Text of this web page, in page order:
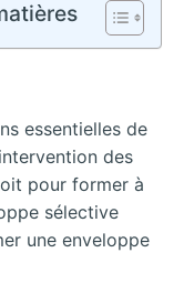
essentielles de
des
pour former à
sélective
une enveloppe